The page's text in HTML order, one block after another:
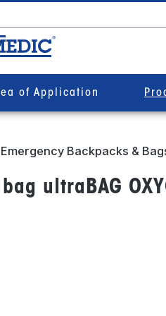
of Application
Emergency Backpacks &
ultraBAG